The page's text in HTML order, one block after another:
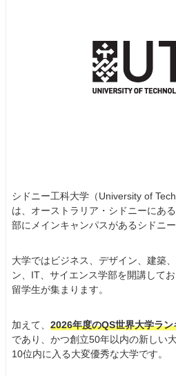
シドニー工科大学（University of
は、オーストラリア・シドニーにあ
部にメインキャンパスがあるシドニー
大学ではビジネス、デザイン、建築
ン、IT、サイエンス学部を開講して
留学生が集まります。
加えて、 2026年度のQS世界大学ラ
であり、かつ創立50年以内の新しい
10位内に入る大変優秀な大学です。